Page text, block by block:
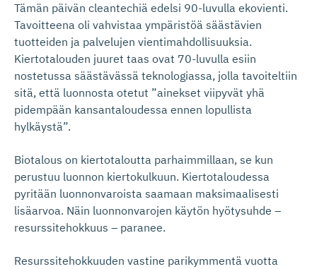
Tämän päivän cleantechiä edelsi 90-luvulla ekovienti.
Tavoitteena oli vahvistaa ympäristöä säästävien
tuotteiden ja palvelujen vientimahdollisuuksia.
Kiertotalouden juuret taas ovat 70-luvulla esiin
nostetussa säästävässä teknologiassa, jolla tavoiteltiin
sitä, että luonnosta otetut ”ainekset viipyvät yhä
pidempään kansantaloudessa ennen lopullista
hylkäystä”.
Biotalous on kiertotaloutta parhaimmillaan, se kun
perustuu luonnon kiertokulkuun. Kiertotaloudessa
pyritään luonnonvaroista saamaan maksimaalisesti
lisäarvoa. Näin luonnonvarojen käytön hyötysuhde –
resurssitehokkuus – paranee.
Resurssitehokkuuden vastine parikymmentä vuotta